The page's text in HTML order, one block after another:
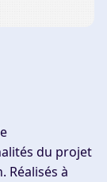
du projet
Réalisés à